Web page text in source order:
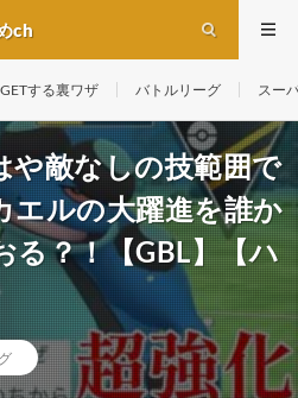
ch
する裏ワザ バトルリーグ スー
や敵なしの技範囲で
エルの大躍進を誰か
る？！【GBL】【ハ